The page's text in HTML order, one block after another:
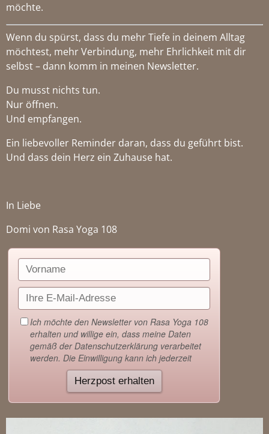
möchte.
Wenn du spürst, dass du mehr Tiefe in deinem Alltag
möchtest, mehr Verbindung, mehr Ehrlichkeit mit dir
selbst – dann komm in meinen Newsletter.
Du musst nichts tun.
Nur öffnen.
Und empfangen.
Ein liebevoller Reminder daran, dass du geführt bist.
Und dass dein Herz ein Zuhause hat.
In Liebe
Domi von Rasa Yoga 108